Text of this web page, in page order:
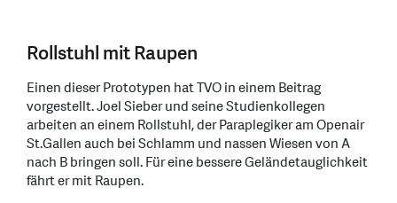
Rollstuhl mit Raupen
Einen dieser Prototypen hat TVO in einem Beitrag
vorgestellt. Joel Sieber und seine Studienkollegen
arbeiten an einem Rollstuhl, der Paraplegiker am Openair
St.Gallen auch bei Schlamm und nassen Wiesen von A
nach B bringen soll. Für eine bessere Geländetauglichkeit
fährt er mit Raupen.